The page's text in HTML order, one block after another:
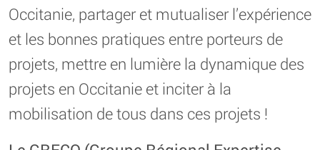
Occitanie, partager et mutualiser l’expérience
et les bonnes pratiques entre porteurs de
projets, mettre en lumière la dynamique des
projets en Occitanie et inciter à la
mobilisation de tous dans ces projets !